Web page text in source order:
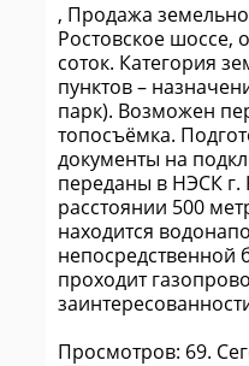
, Продажа
Ростовское
соток. Категория
пунктов –
парк). Возможен
топосъёмка.
документы на
переданы в НЭСК г.
расстоянии 500
находится
непосредственной
проходит
Просмотров: 69.